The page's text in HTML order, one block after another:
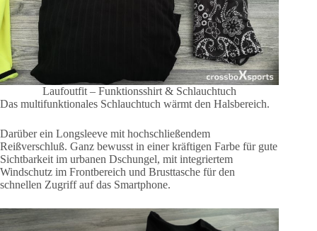
Laufoutfit – Funktionsshirt & Schlauchtuch
Das multifunktionales Schlauchtuch wärmt den Halsbereich.
Darüber ein Longsleeve mit hochschließendem
Reißverschluß. Ganz bewusst in einer kräftigen Farbe für gute
Sichtbarkeit im urbanen Dschungel, mit integriertem
Windschutz im Frontbereich und Brusttasche für den
schnellen Zugriff auf das Smartphone.